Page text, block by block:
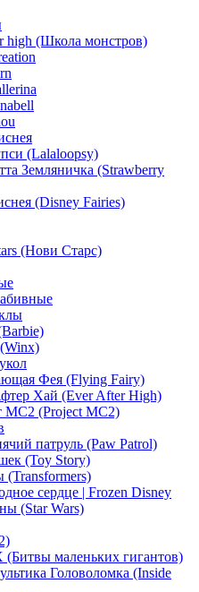
high (Школа монстров)
(Lalaloopsy)
Земляничка (Strawberry
(Disney Fairies)
(Нови Старс)
Фея (Flying Fairy)
Хай (Ever After High)
МС2 (Project MC2)
патруль (Paw Patrol)
(Toy Story)
(Transformers)
сердце | Frozen Disney
(Star Wars)
маленьких гигантов)
Головоломка (Inside